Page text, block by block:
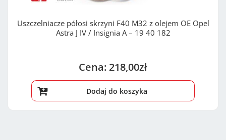
Uszczelniacze półosi skrzyni F40 M32 z olejem OE Opel
Astra J IV / Insignia A – 19 40 182
218,00zł
Dodaj do koszyka